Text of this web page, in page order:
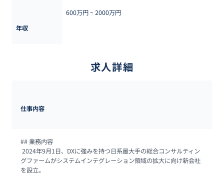
年収
600万円 ~ 2000万円
求人詳細
仕事内容
## 業務内容
グファームがシステムインテグレーション領域の拡大に向け新会社
を設立。